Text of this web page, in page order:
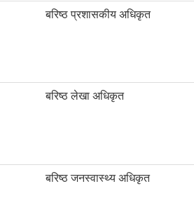
बरिष्ठ प्रशासकीय अधिकृत
बरिष्ठ लेखा अधिकृत
बरिष्ठ जनस्वास्थ्य अधिकृत